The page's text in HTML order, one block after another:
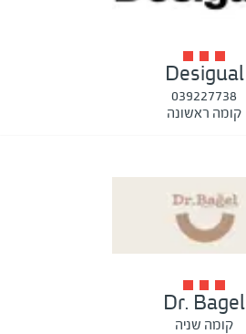
Desigual
039227738
קומה ראשונה
Dr. Bagel
קומה שניה